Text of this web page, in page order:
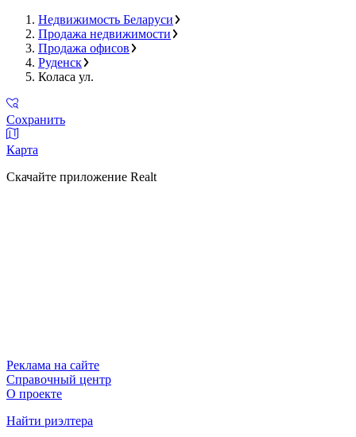
Недвижимость Беларуси
Продажа недвижимости
Продажа офисов
Руденск
Коласа ул.
Сохранить
Карта
Скачайте приложение Realt
Реклама на сайте
Справочный центр
О проекте
Найти риэлтера